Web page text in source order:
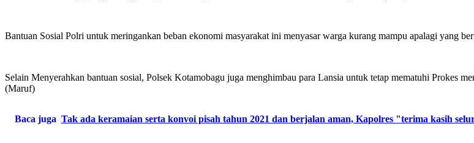
Bantuan Sosial Polri untuk meringankan beban ekonomi masyarakat ini menyasar warga kurang mampu apalagi yang
Selain Menyerahkan bantuan sosial, Polsek Kotamobagu juga menghimbau para Lansia untuk tetap mematuhi Prokes
(Maruf)
Baca juga Tak ada keramaian serta konvoi pisah tahun 2021 dan berjalan aman, Kapolres "terima kasih